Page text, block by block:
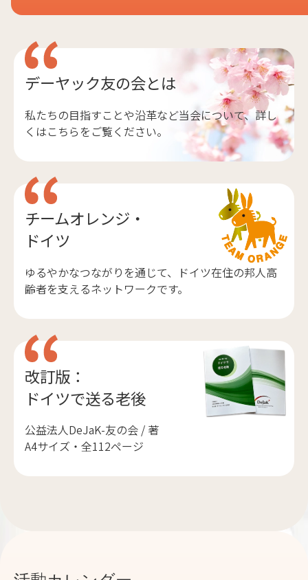
デーヤック友の会とは
私たちの目指すことや沿革など当会について、詳し
くはこちらをご覧ください。
チームオレンジ・
ドイツ
ゆるやかなつながりを通じて、ドイツ在住の邦人高
齢者を支えるネットワークです。
改訂版：
ドイツで送る老後
公益法人DeJaK-友の会 / 著
A4サイズ・全112ページ